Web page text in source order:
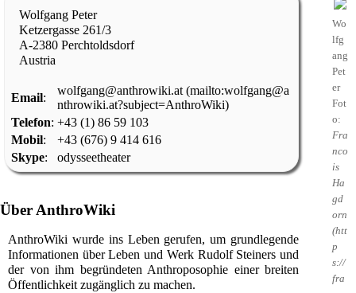
Wo
lfg
ang
Pet
er
Fot
o:
Fra
nco
is
Ha
gd
orn
Wolfgang Peter
Ketzergasse 261/3
A-2380 Perchtoldsdorf
Austria
Email:
wolfgang@anthrowiki.at
Telefon: +43 (1) 86 59 103
Mobil:
+43 (676) 9 414 616
Skype: odysseetheater
Über AnthroWiki
AnthroWiki wurde ins Leben gerufen, um grundlegende
Informationen über Leben und Werk Rudolf Steiners und
der von ihm begründeten Anthroposophie einer breiten
Öffentlichkeit zugänglich zu machen.